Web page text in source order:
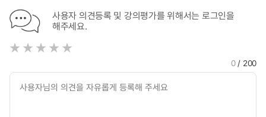
사용자 의견등록 및 강의평가를 위해서는 로그인을
해주세요.
0/ 200